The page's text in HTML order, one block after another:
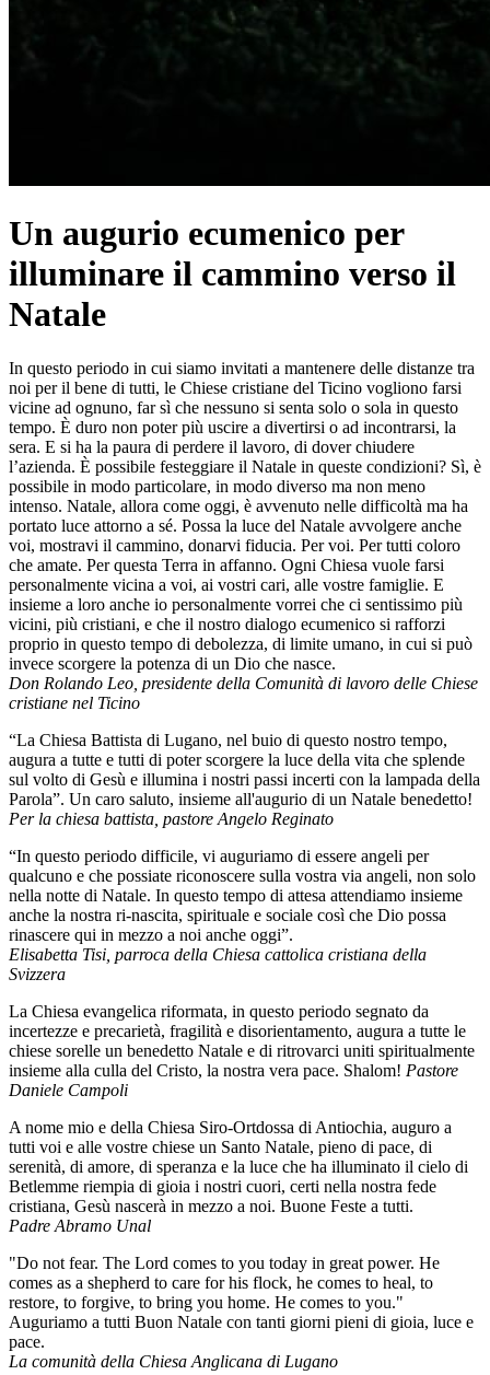
Un augurio ecumenico per
illuminare il cammino verso il
Natale
In questo periodo in cui siamo invitati a mantenere delle distanze tra
noi per il bene di tutti, le Chiese cristiane del Ticino vogliono farsi
vicine ad ognuno, far sì che nessuno si senta solo o sola in questo
tempo. È duro non poter più uscire a divertirsi o ad incontrarsi, la
sera. E si ha la paura di perdere il lavoro, di dover chiudere
l’azienda. È possibile festeggiare il Natale in queste condizioni? Sì, è
possibile in modo particolare, in modo diverso ma non meno
intenso. Natale, allora come oggi, è avvenuto nelle difficoltà ma ha
portato luce attorno a sé. Possa la luce del Natale avvolgere anche
voi, mostravi il cammino, donarvi fiducia. Per voi. Per tutti coloro
che amate. Per questa Terra in affanno. Ogni Chiesa vuole farsi
personalmente vicina a voi, ai vostri cari, alle vostre famiglie. E
insieme a loro anche io personalmente vorrei che ci sentissimo più
vicini, più cristiani, e che il nostro dialogo ecumenico si rafforzi
proprio in questo tempo di debolezza, di limite umano, in cui si può
invece scorgere la potenza di un Dio che nasce.
Don Rolando Leo, presidente della Comunità di lavoro delle Chiese
cristiane nel Ticino
“La Chiesa Battista di Lugano, nel buio di questo nostro tempo,
augura a tutte e tutti di poter scorgere la luce della vita che splende
sul volto di Gesù e illumina i nostri passi incerti con la lampada della
Parola”. Un caro saluto, insieme all'augurio di un Natale benedetto!
Per la chiesa battista, pastore Angelo Reginato
“In questo periodo difficile, vi auguriamo di essere angeli per
qualcuno e che possiate riconoscere sulla vostra via angeli, non solo
nella notte di Natale. In questo tempo di attesa attendiamo insieme
anche la nostra ri-nascita, spirituale e sociale così che Dio possa
rinascere qui in mezzo a noi anche oggi”.
Elisabetta Tisi, parroca della Chiesa cattolica cristiana della
Svizzera
La Chiesa evangelica riformata, in questo periodo segnato da
incertezze e precarietà, fragilità e disorientamento, augura a tutte le
chiese sorelle un benedetto Natale e di ritrovarci uniti spiritualmente
insieme alla culla del Cristo, la nostra vera pace. Shalom! Pastore
Daniele Campoli
A nome mio e della Chiesa Siro-Ortdossa di Antiochia, auguro a
tutti voi e alle vostre chiese un Santo Natale, pieno di pace, di
serenità, di amore, di speranza e la luce che ha illuminato il cielo di
Betlemme riempia di gioia i nostri cuori, certi nella nostra fede
cristiana, Gesù nascerà in mezzo a noi. Buone Feste a tutti.
Padre Abramo Unal
"Do not fear. The Lord comes to you today in great power. He
comes as a shepherd to care for his flock, he comes to heal, to
restore, to forgive, to bring you home. He comes to you."
Auguriamo a tutti Buon Natale con tanti giorni pieni di gioia, luce e
pace.
La comunità della Chiesa Anglicana di Lugano